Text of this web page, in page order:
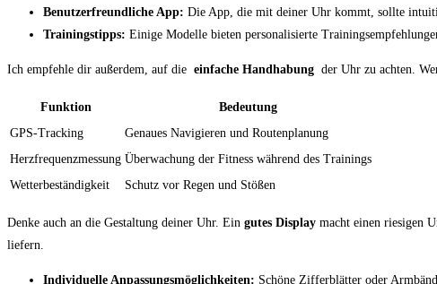
Benutzerfreundliche ‌App: Die App, die mit deiner Uhr kommt, sollte
Trainingstipps: Einige Modelle bieten ⁤personalisierte
Ich empfehle dir außerdem, auf die ⁢ einfache Handhabung der Uhr zu achten.
Funktion
Bedeutung
GPS-Tracking
Genaues ​Navigieren und Routenplanung
Herzfrequenzmessung Überwachung der ‌Fitness ​während des Trainings
Wetterbeständigkeit
Schutz vor Regen und ⁤Stößen
Denke auch an die Gestaltung deiner Uhr. Ein gutes Display macht einen riesigen
liefern.
Individuelle Anpassungsmöglichkeiten: Schöne Zifferblätter oder‌